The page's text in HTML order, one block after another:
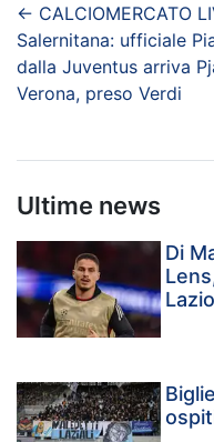
← CALCIOMERCATO
Salernitana: ufficiale
dalla Juventus arriva
Verona, preso Verdi
Ultime news
Di